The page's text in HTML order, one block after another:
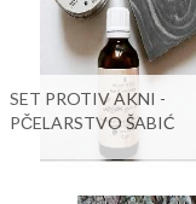
SET PROTIV AKNI -
PČELARSTVO ŠABIĆ